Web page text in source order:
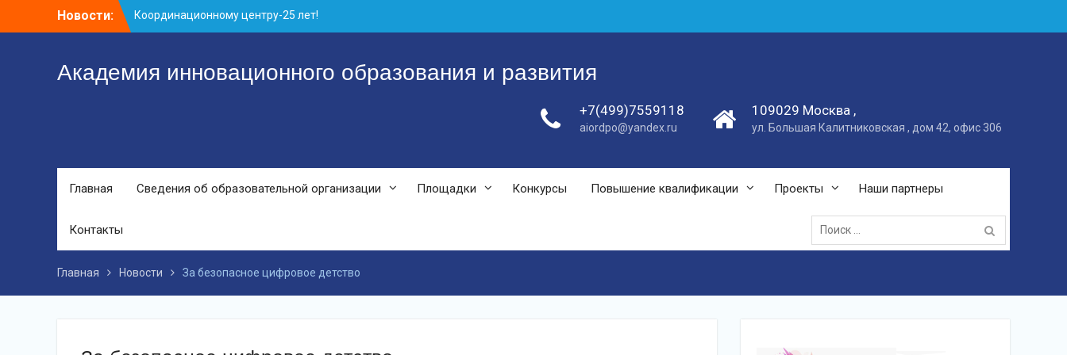
Новости:
Координационному центру-25 лет!
Заседание рабочей группа
Академия инновационного образования и развития
+7(499)7559118
aiordpo@yandex.ru
109029 Москва ,
ул. Большая Калитниковская , дом 42, офис 306
Главная Сведения об образовательной организации Площадки Конкурсы Повышение квалификации Проекты Наши партнеры
Контакты
Поиск:
Главная Новости За безопасное цифровое детство